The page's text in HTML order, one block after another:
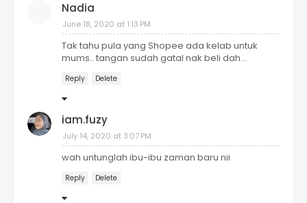
Nadia
June 18, 2020 at 1:13 PM
Tak tahu pula yang Shopee ada kelab untuk
mums.. tangan sudah gatal nak beli dah...
Reply Delete
iam.fuzy
July 14, 2020 at 3:07 PM
wah untunglah ibu-ibu zaman baru nii
Reply Delete